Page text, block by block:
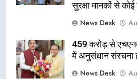
सुरक्षा मानकों से
News Desk
459 करोड़ से
में अनुसंधान संरचना
News Desk